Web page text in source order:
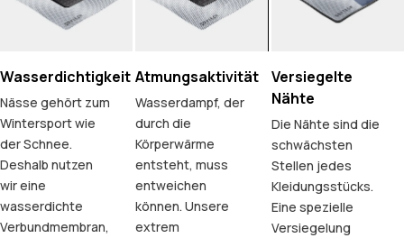
Wasserdichtigkeit
Nässe gehört zum
Wintersport wie
der Schnee.
Deshalb nutzen
wir eine
wasserdichte
Verbundmembran,
Atmungsaktivität
Wasserdampf, der
durch die
Körperwärme
entsteht, muss
entweichen
können. Unsere
extrem
Versiegelte
Nähte
Die Nähte sind die
schwächsten
Stellen jedes
Kleidungsstücks.
Eine spezielle
Versiegelung